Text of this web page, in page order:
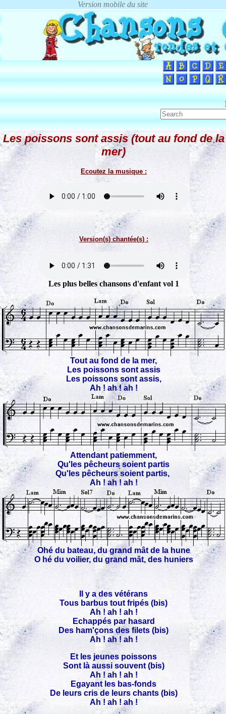
Les poissons sont assis (tout au fond de la
mer)
Ecoutez la musique :
Version(s) chantée(s) :
Les plus belles chansons d'enfant vol 1
Tout au fond de la mer,
Les poissons sont assis
Les poissons sont assis,
Ah ! ah ! ah !
Attendant patiemment,
Qu'les pêcheurs soient partis
Qu'les pêcheurs soient partis,
Ah ! ah ! ah !
Ohé du bateau, du grand mât de la hune
O hé du voilier, du grand mât, des huniers
Il y a des vétérans
Tous barbus tout fripés (bis)
Ah ! ah ! ah !
Echappés par hasard
Des ham'çons des filets (bis)
Ah ! ah ! ah !
Et les jeunes poissons
Sont là aussi souvent (bis)
Ah ! ah ! ah !
Egayant les bas-fonds
De leurs cris de leurs chants (bis)
Ah ! ah ! ah !